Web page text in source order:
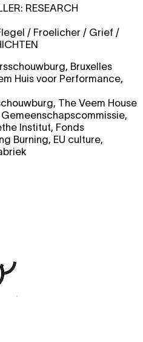
RESEARCH
/ Froelicher / Grief /
Bruxelles
Huis voor Performance,
The Veem House
Institut, Fonds
Burning, EU culture,